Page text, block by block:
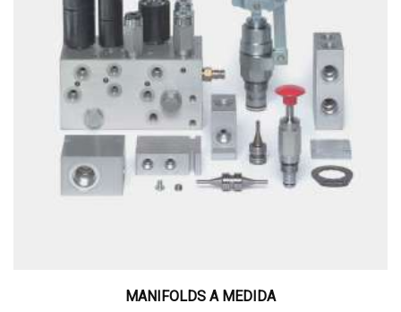
MANIFOLDS A MEDIDA